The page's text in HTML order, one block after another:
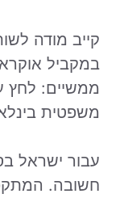
קייב מודה
במקביל
ממשיים: לחץ
משפטית
עבור ישראל
חשובה.